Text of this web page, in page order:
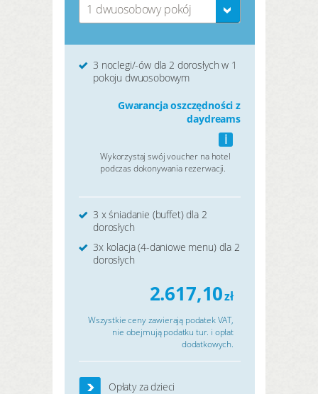
1 dwuosobowy pokój
3 noclegi/-ów dla 2 dorosłych w 1
pokoju dwuosobowym
Gwarancja oszczędności z
daydreams
i
Wykorzystaj swój voucher na hotel
podczas dokonywania rezerwacji.
3 x śniadanie (buffet) dla 2
dorosłych
3x kolacja (4-daniowe menu) dla 2
dorosłych
2.617,10zł
Wszystkie ceny zawierają podatek VAT,
nie obejmują podatku tur. i opłat
dodatkowych.
Opłaty za dzieci